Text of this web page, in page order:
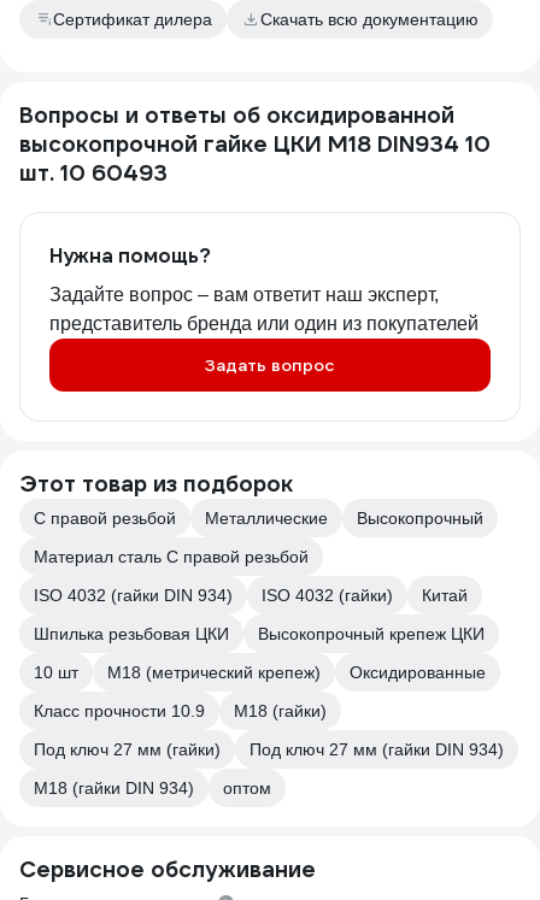
Сертификат дилера Скачать всю документацию
Вопросы и ответы об оксидированной
высокопрочной гайке ЦКИ М18 DIN934 10
шт. 10 60493
Нужна помощь?
Задайте вопрос – вам ответит наш эксперт,
представитель бренда или один из покупателей
Задать вопрос
Этот товар из подборок
С правой резьбой Металлические
Высокопрочный
Материал сталь С правой резьбой
ISO 4032 (гайки DIN 934)
ISO 4032 (гайки)
Китай
Шпилька резьбовая ЦКИ
Высокопрочный крепеж ЦКИ
10 шт
М18 (метрический крепеж)
Оксидированные
Класс прочности 10.9
М18 (гайки)
Под ключ 27 мм (гайки)
Под ключ 27 мм (гайки DIN 934)
М18 (гайки DIN 934)
оптом
Сервисное обслуживание